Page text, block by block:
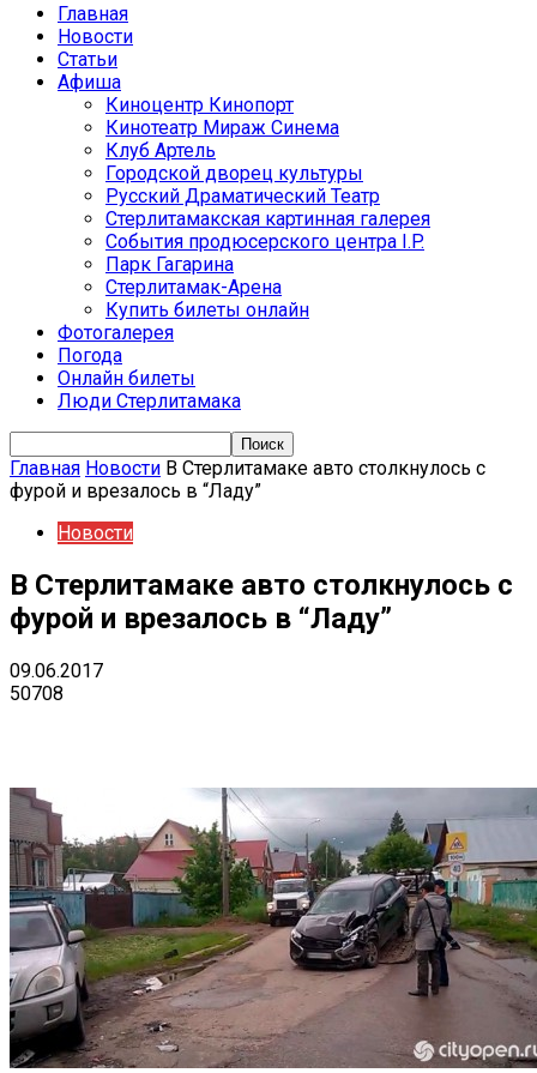
Главная
Новости
Статьи
Афиша
Киноцентр Кинопорт
Кинотеатр Мираж Синема
Клуб Артель
Городской дворец культуры
Русский Драматический Театр
Стерлитамакская картинная галерея
События продюсерского центра I.P.
Парк Гагарина
Стерлитамак-Арена
Купить билеты онлайн
Фотогалерея
Погода
Онлайн билеты
Люди Стерлитамака
Главная Новости В Стерлитамаке авто столкнулось с
фурой и врезалось в “Ладу”
Новости
В Стерлитамаке авто столкнулось с
фурой и врезалось в “Ладу”
09.06.2017
50708